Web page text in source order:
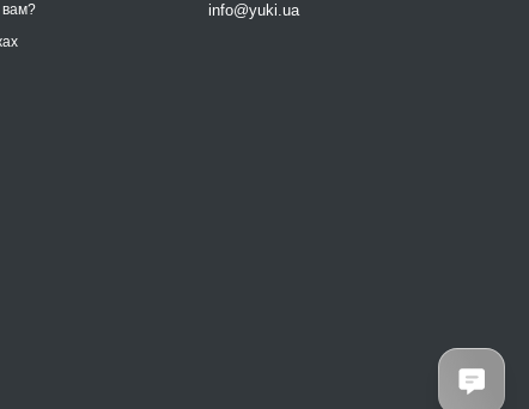
вам?
info@yuki.ua